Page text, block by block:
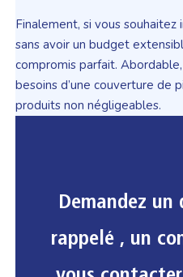
Finalement, si vous souhaitez
sans avoir un budget
compromis parfait.
besoins d’une couverture de
produits non négligeables.
Demandez un
rappelé , un